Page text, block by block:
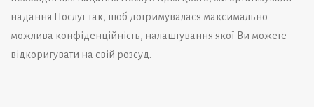
надання Послуг так, щоб дотримувалася максимально
можлива конфіденційність, налаштування якої Ви можете
відкоригувати на свій розсуд.